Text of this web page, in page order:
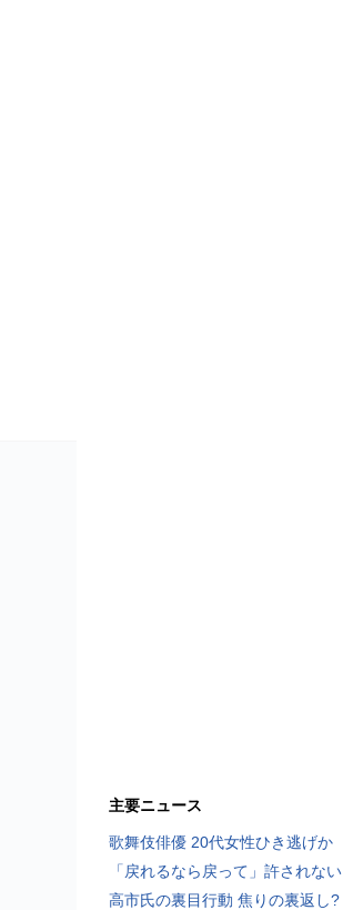
主要ニュース
歌舞伎俳優 20代女性ひき逃げか
「戻れるなら戻って」許されない
高市氏の裏目行動 焦りの裏返し?